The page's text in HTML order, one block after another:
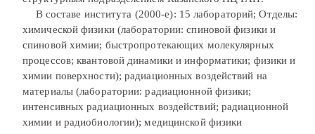
В составе института (2000-е): 15 лабораторий; Отделы:
химической физики (лаборатории: спиновой физики и
спиновой химии; быстропротекающих молекулярных
процессов; квантовой динамики и информатики; физики и
химии поверхности); радиационных воздействий на
материалы (лаборатории: радиационной физики;
интенсивных радиационных воздействий; радиационной
химии и радиобиологии); медицинской физики